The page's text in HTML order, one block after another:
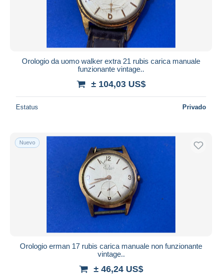
Orologio da uomo walker extra 21 rubis carica manuale
funzionante vintage..
± 104,03 US$
Estatus Privado
Nuevo
Orologio erman 17 rubis carica manuale non funzionante
vintage..
± 46,24 US$